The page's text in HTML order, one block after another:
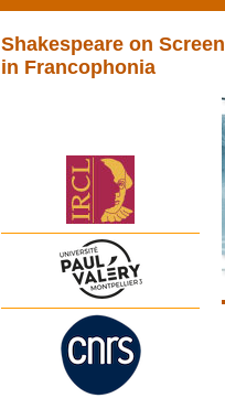
Shakespeare on Screen
in Francophonia